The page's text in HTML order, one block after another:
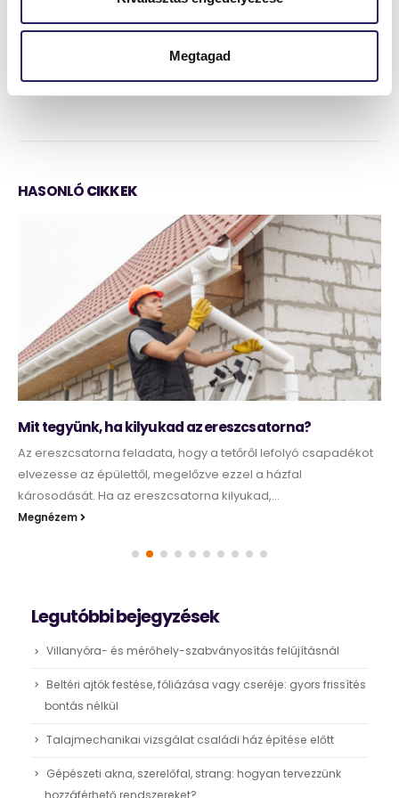
Megtagad
bevonását igényli.
HASONLÓCIKKEK
Mit tegyünk, ha kilyukad az ereszcsatorna?
Az ereszcsatorna feladata, hogy a tetőről lefolyó csapadékot
elvezesse az épülettől, megelőzve ezzel a házfal
károsodását. Ha az ereszcsatorna kilyukad,...
Megnézem
Legutóbbi bejegyzések
Villanyóra- és mérőhely-szabványosítás felújításnál
Beltéri ajtók festése, fóliázása vagy cseréje: gyors frissítés
bontás nélkül
Talajmechanikai vizsgálat családi ház építése előtt
Gépészeti akna, szerelőfal, strang: hogyan tervezzünk